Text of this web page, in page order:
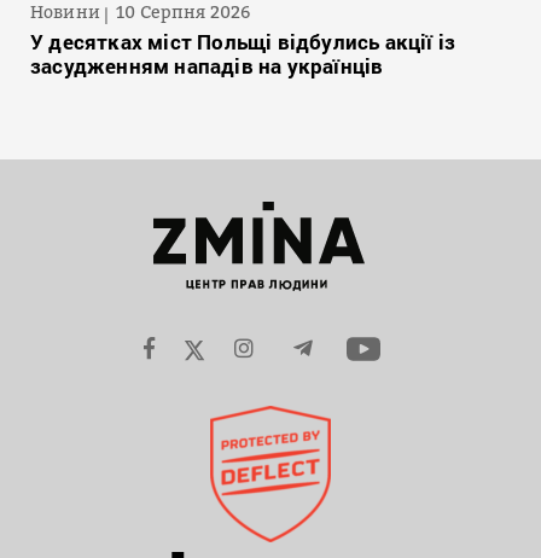
Новини 10 Серпня 2026
У десятках міст Польщі відбулись акції із
засудженням нападів на українців